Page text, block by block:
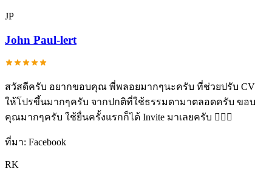
JP
John Paul-lert
สวัสดีครับ อยากขอบคุณ พี่พลอยมากๆนะครับ ที่ช่วยปรับ CV
ให้โปรขึ้นมากๆครับ จากปกติที่ใช้ธรรมดามาตลอดครับ ขอบ
คุณมากๆครับ ใช้ยื่นครั้งแรกก็ได้ Invite มาเลยครับ 🙇🏻‍♂️
ที่มา: Facebook
RK